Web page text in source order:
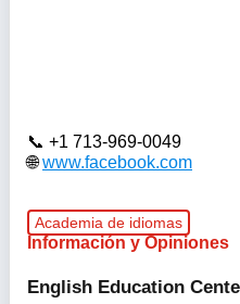
+1 713-969-0049
www.facebook.com
Academia de idiomas
Información y Opiniones
English Education